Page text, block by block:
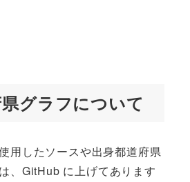
グラフについて
用したソースや出身都道府県
、GitHub に上げてあります